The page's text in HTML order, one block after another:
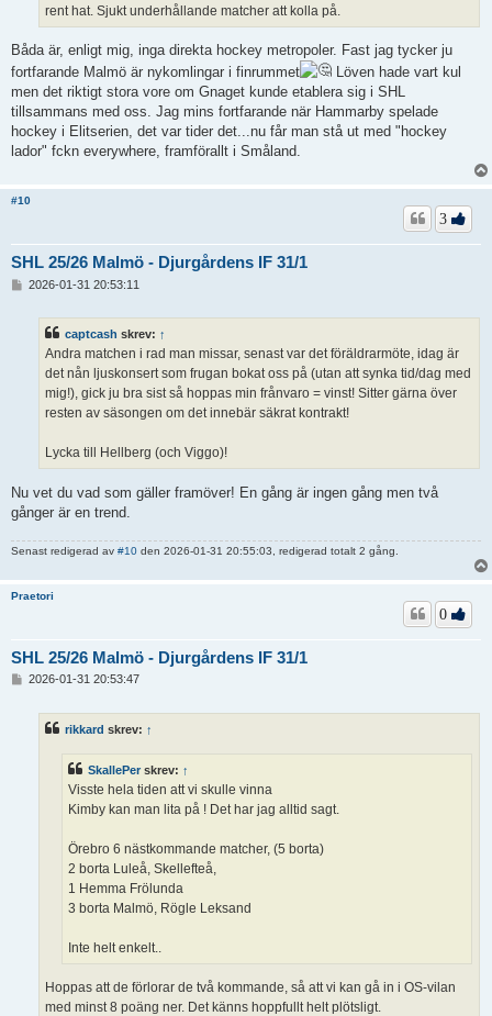
rent hat. Sjukt underhållande matcher att kolla på.
Båda är, enligt mig, inga direkta hockey metropoler. Fast jag tycker ju
fortfarande Malmö är nykomlingar i finrummet
Löven hade vart kul
men det riktigt stora vore om Gnaget kunde etablera sig i SHL
tillsammans med oss. Jag mins fortfarande när Hammarby spelade
hockey i Elitserien, det var tider det...nu får man stå ut med "hockey
lador" fckn everywhere, framförallt i Småland.
#10
SHL 25/26 Malmö - Djurgårdens IF 31/1
3
2026-01-31 20:53:11
captcash skrev: ↑
Andra matchen i rad man missar, senast var det föräldrarmöte, idag är
det nån ljuskonsert som frugan bokat oss på (utan att synka tid/dag med
mig!), gick ju bra sist så hoppas min frånvaro = vinst! Sitter gärna över
resten av säsongen om det innebär säkrat kontrakt!
Lycka till Hellberg (och Viggo)!
Nu vet du vad som gäller framöver! En gång är ingen gång men två
gånger är en trend.
Senast redigerad av #10 den 2026-01-31 20:55:03, redigerad totalt 2 gång.
Praetori
SHL 25/26 Malmö - Djurgårdens IF 31/1
0
2026-01-31 20:53:47
rikkard skrev: ↑
SkallePerskrev: ↑
Visste hela tiden att vi skulle vinna
Kimby kan man lita på ! Det har jag alltid sagt.
Örebro 6 nästkommande matcher, (5 borta)
2 borta Luleå, Skellefteå,
1 Hemma Frölunda
3 borta Malmö, Rögle Leksand
Inte helt enkelt..
Hoppas att de förlorar de två kommande, så att vi kan gå in i OS-vilan
med minst 8 poäng ner. Det känns hoppfullt helt plötsligt.